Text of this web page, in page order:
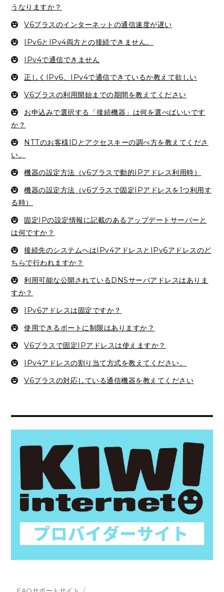
うなりますか？
V6プラスのインターネットの通信速度が遅い
IPv6とIPv4両方との接続できません。
IPv4で通信できません
正しくIPv6、IPv4で通信できているか教えて欲しい
V6プラスの利用開始までの期間を教えてください
お申込みで選択する「接続機器」は何を選べばいいです
か？
NTTのお客様IDとアクセスキーの調べ方を教えてくださ
い。
機器の設定方法（v6プラスで動的IPアドレス利用時）
機器の設定方法（v6プラスで固定IPアドレスを1つ利用す
る時）
固定IPの設定情報に記載のあるアップデートサーバーと
は何ですか？
接続先のシステムへはIPv4アドレスとIPv6アドレスのど
ちらで行われますか？
利用可能な公開されているDNSサーバアドレスはありま
すか？
IPv6アドレスは固定ですか？
使用できるポートに制限はありますか？
V6プラスで固定IPアドレスは使えますか？
IPv4アドレスの割り当て方式を教えてください。
V6プラスの対応している通信機器を教えてください
FAQサポートサイト